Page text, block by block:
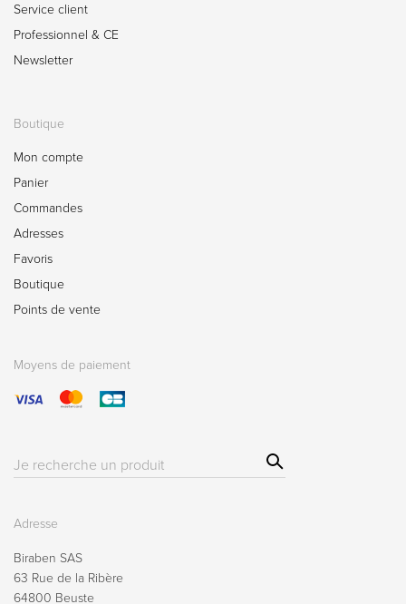
Service client
Professionnel & CE
Newsletter
Boutique
Mon compte
Panier
Commandes
Adresses
Favoris
Boutique
Points de vente
Moyens de paiement
Résultat(s)
Sear
ch
Adresse
Biraben SAS
63 Rue de la Ribère
64800 Beuste